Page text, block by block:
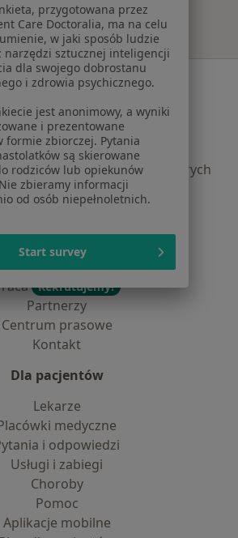
Serwis
Regulamin
prywatności pacjentów
profesjonalistów
dla profesjonalistów, których
samodzielnie
Polityka cookies
Dostępność
O nas
Rekrutujemy!
Partnerzy
Centrum prasowe
Kontakt
Dla pacjentów
Lekarze
medyczne
i odpowiedzi
Usługi i zabiegi
Choroby
Pomoc
Aplikacje mobilne
przygotowana przez
Care Doctoralia, ma na celu
w jaki sposób ludzie
narzędzi sztucznej inteligencji
dla swojego dobrostanu
i zdrowia psychicznego.
jest anonimowy, a wyniki
i prezentowane
formie zbiorczej. Pytania
są skierowane
rodziców lub opiekunów
zbieramy informacji
od osób niepełnoletnich.
Start survey